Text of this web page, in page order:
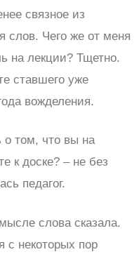
связное из
слов. Чего же от меня
на лекции? Тщетно.
ставшего уже
вожделения.
о том, что вы на
к доске? – не без
педагог.
слова сказала.
с некоторых пор